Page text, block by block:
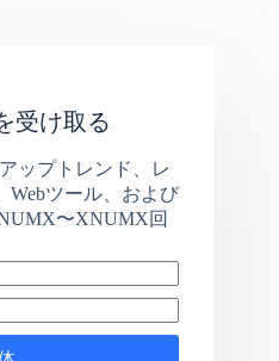
受け取る
ップトレンド、レ
Webツール、および
〜XNUMX回